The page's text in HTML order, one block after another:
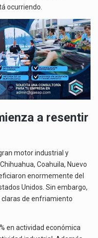
ocurriendo.
a resentir
motor industrial y
Coahuila, Nuevo
enormemente del
Unidos. Sin embargo,
de enfriamiento
en actividad económica